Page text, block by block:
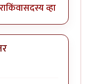
किंवासदस्य व्हा